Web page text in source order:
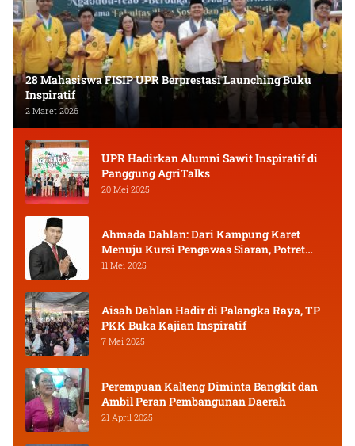
28 Mahasiswa FISIP UPR Berprestasi Launching Buku
Inspiratif
2 Maret 2026
UPR Hadirkan Alumni Sawit Inspiratif di
Panggung AgriTalks
20 Mei 2025
Ahmada Dahlan: Dari Kampung Karet
Menuju Kursi Pengawas Siaran, Potret
Pejuang Muda Kalimantan Tengah
11 Mei 2025
Aisah Dahlan Hadir di Palangka Raya, TP
PKK Buka Kajian Inspiratif
7 Mei 2025
Perempuan Kalteng Diminta Bangkit dan
Ambil Peran Pembangunan Daerah
21 April 2025